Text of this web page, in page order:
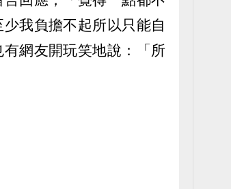
我負擔不起所以只能自
網友開玩笑地說：「所